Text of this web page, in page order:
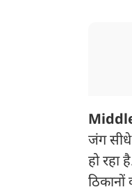
जंग सीधे
हो रहा